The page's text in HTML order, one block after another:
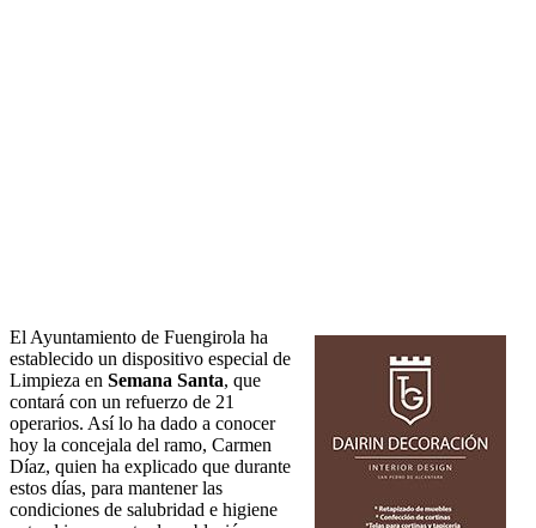
El Ayuntamiento de Fuengirola ha
establecido un dispositivo especial de
Limpieza en Semana Santa, que
contará con un refuerzo de 21
operarios. Así lo ha dado a conocer
hoy la concejala del ramo, Carmen
Díaz, quien ha explicado que durante
estos días, para mantener las
condiciones de salubridad e higiene